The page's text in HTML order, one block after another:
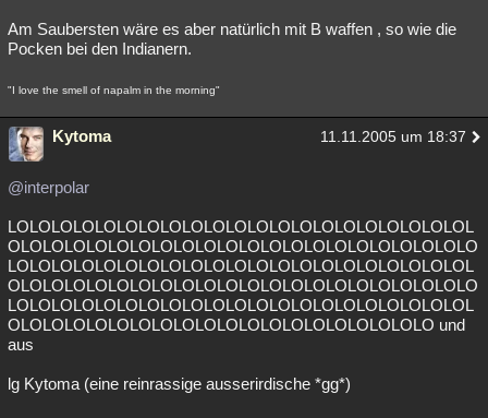
Am Saubersten wäre es aber natürlich mit B waffen , so wie die
Pocken bei den Indianern.
"I love the smell of napalm in the morning"
Kytoma 11.11.2005 um 18:37
@interpolar
LOLOLOLOLOLOLOLOLOLOLOLOLOLOLOLOLOLOLOLOLOL
OLOLOLOLOLOLOLOLOLOLOLOLOLOLOLOLOLOLOLOLOLO
LOLOLOLOLOLOLOLOLOLOLOLOLOLOLOLOLOLOLOLOLOL
OLOLOLOLOLOLOLOLOLOLOLOLOLOLOLOLOLOLOLOLOLO
LOLOLOLOLOLOLOLOLOLOLOLOLOLOLOLOLOLOLOLOLOL
OLOLOLOLOLOLOLOLOLOLOLOLOLOLOLOLOLOLOLO und
aus
lg Kytoma (eine reinrassige ausserirdische *gg*)